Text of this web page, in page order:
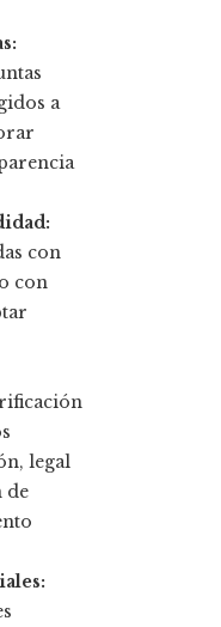
a
con
con
legal
de